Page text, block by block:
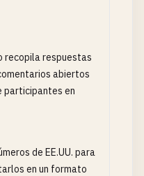
recopila respuestas
abiertos
participantes en
de EE.UU. para
en un formato